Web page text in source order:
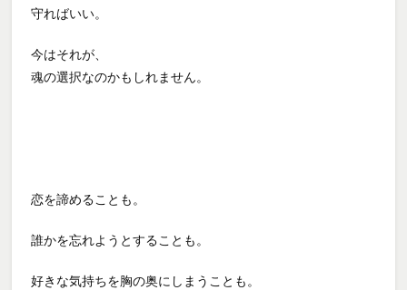
守ればいい。
今はそれが、
魂の選択なのかもしれません。
恋を諦めることも。
誰かを忘れようとすることも。
好きな気持ちを胸の奥にしまうことも。